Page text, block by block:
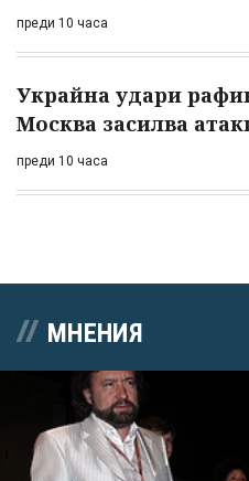
преди 10 часа
Украйна удари
Москва засилва
преди 10 часа
МНЕНИЯ